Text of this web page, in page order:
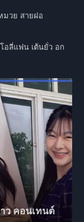
มวย สายฝอ
อลี่แฟน เต้นยั่ว อก
ว คอนเทนต์